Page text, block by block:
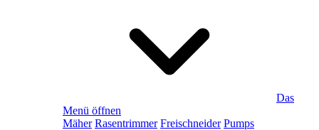
Das
Menü öffnen
Mäher Rasentrimmer Freischneider Pumps